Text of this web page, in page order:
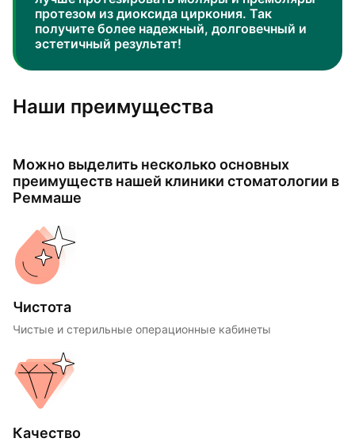
протезом из диоксида циркония. Так
получите более надежный, долговечный и
эстетичный результат!
Наши преимущества
Можно выделить несколько основных
преимуществ нашей клиники стоматологии в
Реммаше
Чистота
Чистые и стерильные операционные кабинеты
Качество